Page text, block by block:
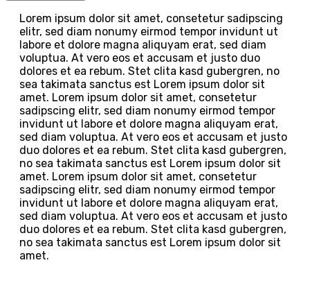
Lorem ipsum dolor sit amet, consetetur sadipscing
elitr, sed diam nonumy eirmod tempor invidunt ut
labore et dolore magna aliquyam erat, sed diam
voluptua. At vero eos et accusam et justo duo
dolores et ea rebum. Stet clita kasd gubergren, no
sea takimata sanctus est Lorem ipsum dolor sit
amet. Lorem ipsum dolor sit amet, consetetur
sadipscing elitr, sed diam nonumy eirmod tempor
invidunt ut labore et dolore magna aliquyam erat,
sed diam voluptua. At vero eos et accusam et justo
duo dolores et ea rebum. Stet clita kasd gubergren,
no sea takimata sanctus est Lorem ipsum dolor sit
amet. Lorem ipsum dolor sit amet, consetetur
sadipscing elitr, sed diam nonumy eirmod tempor
invidunt ut labore et dolore magna aliquyam erat,
sed diam voluptua. At vero eos et accusam et justo
duo dolores et ea rebum. Stet clita kasd gubergren,
no sea takimata sanctus est Lorem ipsum dolor sit
amet.